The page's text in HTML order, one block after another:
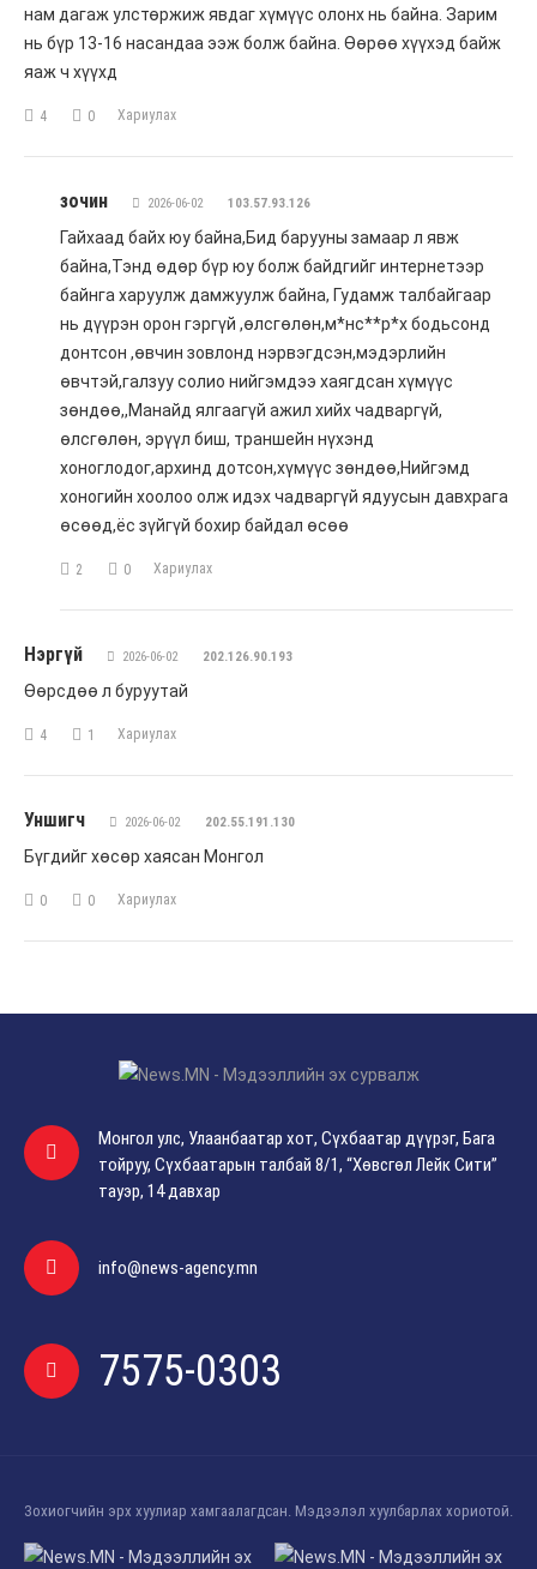
нам дагаж улстөржиж явдаг хүмүүс олонх нь байна. Зарим
нь бүр 13-16 насандаа ээж болж байна. Өөрөө хүүхэд байж
яаж ч хүүхд
4 0 Хариулах
зочин 2026-06-02 103.57.93.126
Гайхаад байх юу байна,Бид барууны замаар л явж
байна,Тэнд өдөр бүр юу болж байдгийг интернетээр
байнга харуулж дамжуулж байна, Гудамж талбайгаар
нь дүүрэн орон гэргүй ,өлсгөлөн,м*нс**р*х бодьсонд
донтсон ,өвчин зовлонд нэрвэгдсэн,мэдэрлийн
өвчтэй,галзуу солио нийгэмдээ хаягдсан хүмүүс
зөндөө,,Манайд ялгаагүй ажил хийх чадваргүй,
өлсгөлөн, эрүүл биш, траншейн нүхэнд
хоноглодог,архинд дотсон,хүмүүс зөндөө,Нийгэмд
хоногийн хоолоо олж идэх чадваргүй ядуусын давхрага
өсөөд,ёс зүйгүй бохир байдал өсөө
2 0 Хариулах
Нэргүй 2026-06-02 202.126.90.193
Өөрсдөө л буруутай
4 1 Хариулах
Уншигч 2026-06-02 202.55.191.130
Бүгдийг хөсөр хаясан Монгол
0 0 Хариулах
Монгол улс, Улаанбаатар хот, Сүхбаатар дүүрэг, Бага
тойруу, Сүхбаатарын талбай 8/1, “Хөвсгөл Лейк Сити”
тауэр, 14 давхар
info@news-agency.mn
7575-0303
Зохиогчийн эрх хуулиар хамгаалагдсан. Мэдээлэл хуулбарлах хориотой.